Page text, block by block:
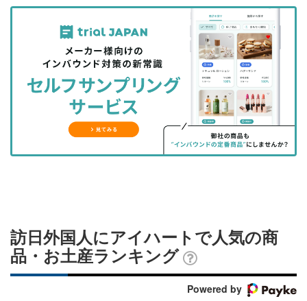
記
を
シ
ェ
る
記
事
を
シ
ェ
ア
す
る
な
ッ
ク
マ
に
記
事
を
購
読
す
る
マ
ガ
登
録
す
る
訪日外国人にアイハートで人気の商
品・お土産ランキング
Powered by